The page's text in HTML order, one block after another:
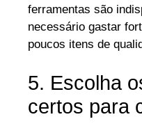
ferramentas são
necessário gastar
poucos itens de
5. Escolha
certos para